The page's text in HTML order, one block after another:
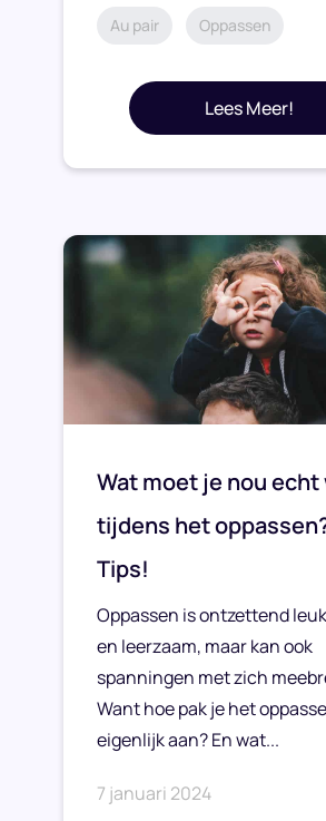
Au pair Oppassen
Lees Meer!
Wat moet je nou
tijdens het
Tips!
Oppassen is ontzettend
en leerzaam, maar kan ook
spanningen met zich
Want hoe pak je het
eigenlijk aan? En wat...
7 januari 2024